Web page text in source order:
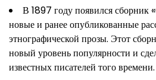
В 1897 году появился сборник
новые и ранее опубликованные
этнографической прозы. Этот
новый уровень популярности и
известных писателей того времени.